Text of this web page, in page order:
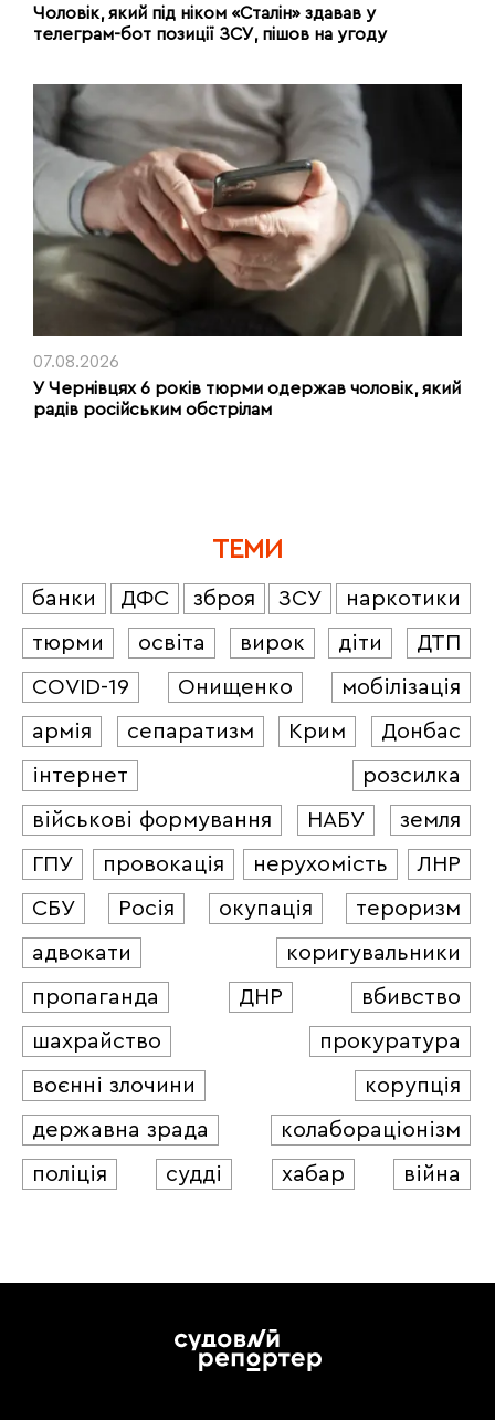
Чоловік, який під ніком «Сталін» здавав у
телеграм-бот позиції ЗСУ, пішов на угоду
07.08.2026
У Чернівцях 6 років тюрми одержав чоловік, який
радів російським обстрілам
ТЕМИ
банки ДФС зброя ЗСУ
наркотики
тюрми
освіта вирок діти
ДТП
COVID-19
Онищенко
мобілізація
армія
сепаратизм Крим
Донбас
інтернет
розсилка
військові формування
НАБУ
земля
ГПУ
провокація нерухомість
ЛНР
СБУ
Росія окупація
тероризм
адвокати
коригувальники
пропаганда
ДНР
вбивство
шахрайство
прокуратура
воєнні злочини
корупція
державна зрада
колабораціонізм
поліція
судді хабар війна